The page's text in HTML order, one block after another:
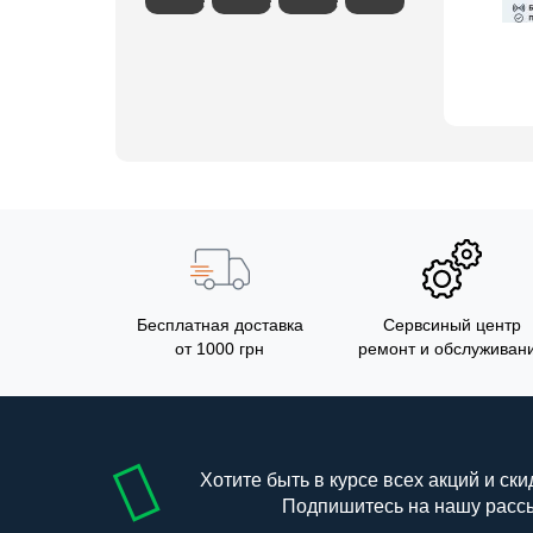
Бесплатная доставка
от 1000 грн
Сервсиный центр
ремонт и
Хотите быть в курсе всех акций и
Подпишитесь на нашу